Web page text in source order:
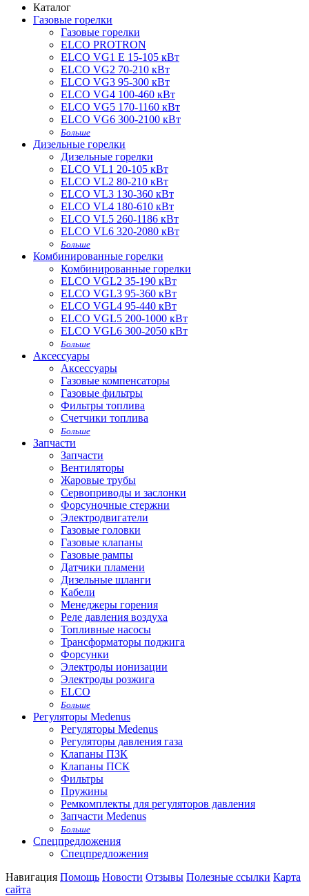
Каталог
Газовые горелки
Газовые горелки
ELCO PROTRON
ELCO VG1 E 15-105 кВт
ELCO VG2 70-210 кВт
ELCO VG3 95-300 кВт
ELCO VG4 100-460 кВт
ELCO VG5 170-1160 кВт
ELCO VG6 300-2100 кВт
Больше
Дизельные горелки
Дизельные горелки
ELCO VL1 20-105 кВт
ELCO VL2 80-210 кВт
ELCO VL3 130-360 кВт
ELCO VL4 180-610 кВт
ELCO VL5 260-1186 кВт
ELCO VL6 320-2080 кВт
Больше
Комбинированные горелки
Комбинированные горелки
ELCO VGL2 35-190 кВт
ELCO VGL3 95-360 кВт
ELCO VGL4 95-440 кВт
ELCO VGL5 200-1000 кВт
ELCO VGL6 300-2050 кВт
Больше
Аксессуары
Аксессуары
Газовые компенсаторы
Газовые фильтры
Фильтры топлива
Счетчики топлива
Больше
Запчасти
Запчасти
Вентиляторы
Жаровые трубы
Сервоприводы и заслонки
Форсуночные стержни
Электродвигатели
Газовые головки
Газовые клапаны
Газовые рампы
Датчики пламени
Дизельные шланги
Кабели
Менеджеры горения
Реле давления воздуха
Топливные насосы
Трансформаторы поджига
Форсунки
Электроды ионизации
Электроды розжига
ELCO
Больше
Регуляторы Medenus
Регуляторы Medenus
Регуляторы давления газа
Клапаны ПЗК
Клапаны ПСК
Фильтры
Пружины
Ремкомплекты для регуляторов давления
Запчасти Medenus
Больше
Спецпредложения
Спецпредложения
Навигация Помощь Новости Отзывы Полезные ссылки Карта
сайта